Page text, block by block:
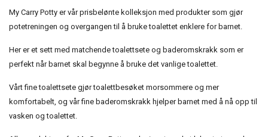
My Carry Potty er vår prisbelønte kolleksjon med produkter som gjør
potetreningen og overgangen til å bruke toalettet enklere for barnet.
Her er et sett med matchende toalettsete og baderomskrakk som er
perfekt når barnet skal begynne å bruke det vanlige toalettet.
Vårt fine toalettsete gjør toalettbesøket morsommere og mer
komfortabelt, og vår fine baderomskrakk hjelper barnet med å nå opp til
vasken og toalettet.